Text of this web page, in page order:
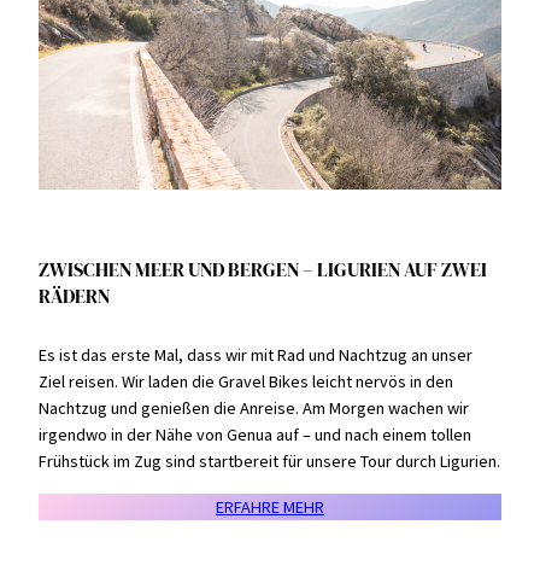
ZWISCHEN MEER UND BERGEN – LIGURIEN AUF ZWEI
RÄDERN
Es ist das erste Mal, dass wir mit Rad und Nachtzug an unser
Ziel reisen. Wir laden die Gravel Bikes leicht nervös in den
Nachtzug und genießen die Anreise. Am Morgen wachen wir
irgendwo in der Nähe von Genua auf – und nach einem tollen
Frühstück im Zug sind startbereit für unsere Tour durch Ligurien.
ERFAHRE MEHR